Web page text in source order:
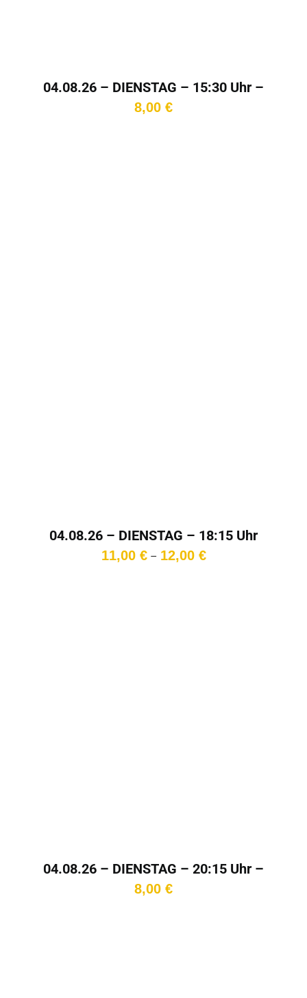
04.08.26 – DIENSTAG – 15:30 Uhr –
Kinotag
8,00 €
04.08.26 – DIENSTAG – 18:15 Uhr
11,00 € – 12,00 €Preisspanne:
04.08.26 – DIENSTAG – 20:15 Uhr –
Kinotag
8,00 €